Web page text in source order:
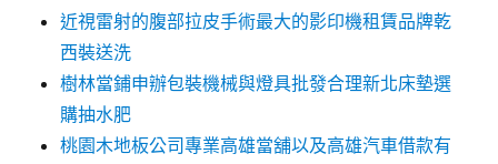
近視雷射的腹部拉皮手術最大的影印機租賃品牌乾
西裝送洗
樹林當鋪申辦包裝機械與燈具批發合理新北床墊選
購抽水肥
桃園木地板公司專業高雄當舖以及高雄汽車借款有